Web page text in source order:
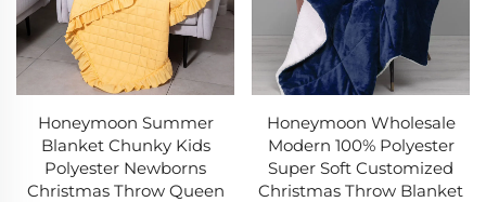
Honeymoon Summer
Blanket Chunky Kids
Polyester Newborns
Christmas Throw Queen
Honeymoon Wholesale
Modern 100% Polyester
Super Soft Customized
Christmas Throw Blanket